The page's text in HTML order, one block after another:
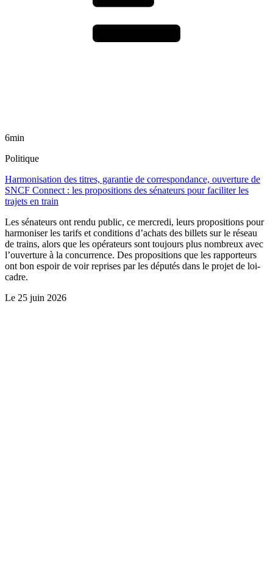
6min
Politique
Harmonisation des titres, garantie de correspondance, ouverture de
SNCF Connect : les propositions des sénateurs pour faciliter les
trajets en train
Les sénateurs ont rendu public, ce mercredi, leurs propositions pour
harmoniser les tarifs et conditions d’achats des billets sur le réseau
de trains, alors que les opérateurs sont toujours plus nombreux avec
l’ouverture à la concurrence. Des propositions que les rapporteurs
ont bon espoir de voir reprises par les députés dans le projet de loi-
cadre.
Le 25 juin 2026